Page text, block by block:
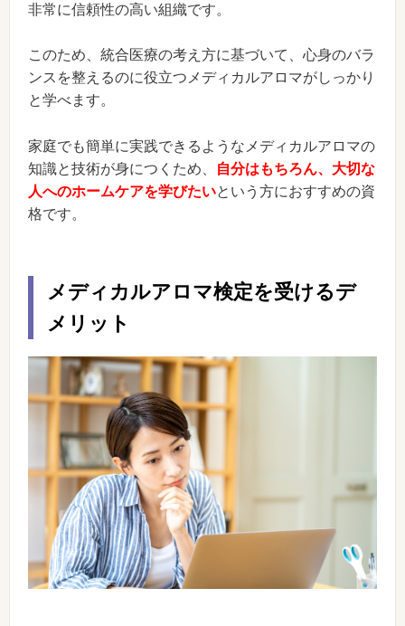
非常に信頼性の高い組織です。
このため、統合医療の考え方に基づいて、心身のバラ
ンスを整えるのに役立つメディカルアロマがしっかり
と学べます。
家庭でも簡単に実践できるようなメディカルアロマの
知識と技術が身につくため、
自分はもちろん、大切な
人へのホームケアを学びたいという方におすすめの資
格です。
メディカルアロマ検定を受けるデ
メリット